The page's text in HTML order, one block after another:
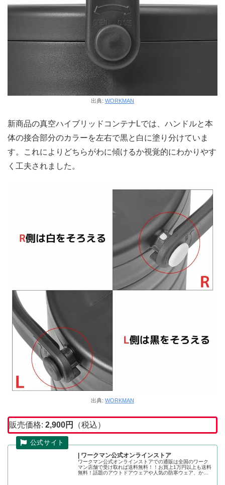
出典: WORKMAN
新商品の真空ハイブリッドコンテナLでは、ハンドルと本
体の接合部分のカラーを左右で黒と白に塗り分けていま
す。これによりどちらがわに傾けるか視覚的にわかりやす
く工夫されました。
出典: WORKMAN
販売価格: 2,900円 （税込）
| ワークマン公式オンラインストア
ワークマン公式オンラインストアでの通販は全国のワーク
マン店舗で受け取れば送料無料！！お買上1万円以上も送料
無料！話題のアウトドアウェアや人気の防寒ウェア、かっ